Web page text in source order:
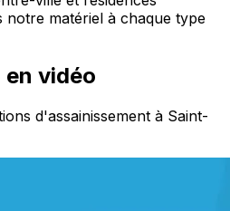
notre matériel à chaque type
vidéo
d'assainissement à Saint-